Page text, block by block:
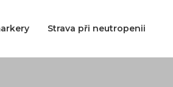
Strava při neutropenii